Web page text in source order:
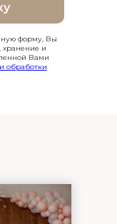
форму, Вы
хранение и
Вами
обработки